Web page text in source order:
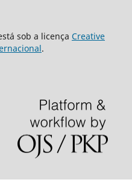
sob a licença Creative
.